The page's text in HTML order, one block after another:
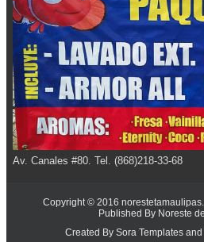
Av. Canales #80. Tel. (868)218-33-68
Copyright © 2016
Published By Noreste
Created By Sora Templatesand